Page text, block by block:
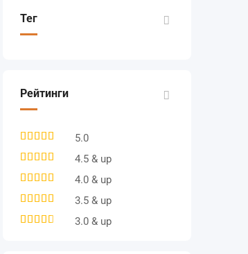
Тег
Рейтинги
5.0
4.5 & up
4.0 & up
3.5 & up
3.0 & up